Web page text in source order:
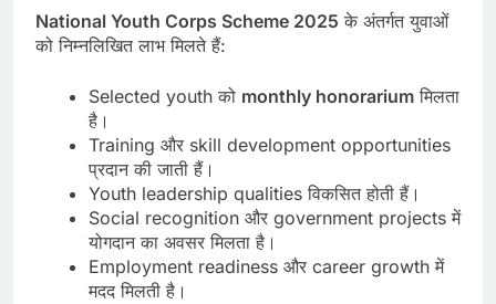
National Youth Corps Scheme 2025 के अंतर्गत युवाओं
को निम्नलिखित लाभ मिलते हैं:
Selected youth को monthly honorarium मिलता
है।
Training और skill development opportunities
प्रदान की जाती हैं।
Youth leadership qualities विकसित होती हैं।
Social recognition और government projects में
योगदान का अवसर मिलता है।
Employment readiness और career growth में
मदद मिलती है।